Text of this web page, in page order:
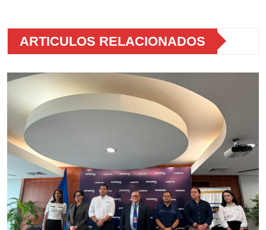
ARTICULOS RELACIONADOS